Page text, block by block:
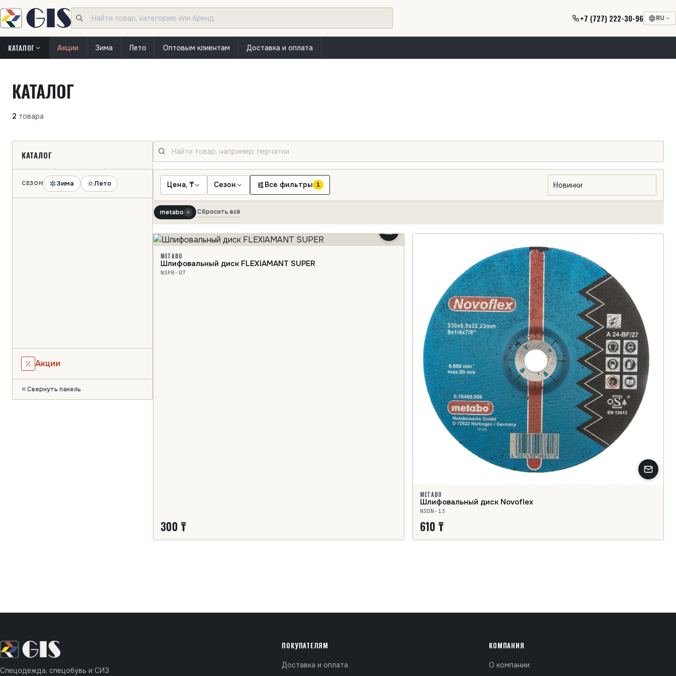
+7 (727) 222-30-96 RU
КАТАЛОГ Акции Зима Лето Оптовым клиентам Доставка и оплата
КАТАЛОГ
2 товара
КАТАЛОГ
СЕЗОН Зима Лето
Акции
Свернуть панель
Цена, ₸ Сезон Все фильтры 1
metabo Сбросить всё
METABO
Шлифовальный диск FLEXIAMANT SUPER
NSPR-07
300 ₸
METABO
Шлифовальный диск Novoflex
NSDN-13
610 ₸
Спецодежда, спецобувь и СИЗ
ПОКУПАТЕЛЯМ
Доставка и оплата
КОМПАНИЯ
О компании